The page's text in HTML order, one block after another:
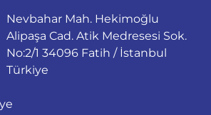
Nevbahar Mah. Hekimoğlu
Alipaşa Cad. Atik Medresesi Sok.
No:2/1 34096 Fatih / İstanbul
Türkiye